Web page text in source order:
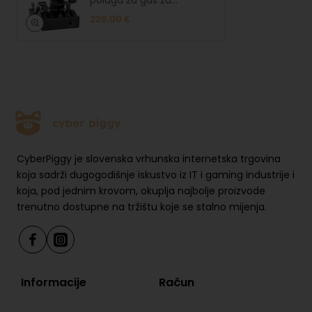
Sigurnost proizvoda
S
g
r
n
o
s
ti
p
r
o
z
Otvori link
simulator
229.00 €
CyberPiggy je slovenska vrhunska internetska trgovina
koja sadrži dugogodišnje iskustvo iz IT i gaming industrije i
koja, pod jednim krovom, okuplja najbolje proizvode
trenutno dostupne na tržištu koje se stalno mijenja.
Informacije Račun